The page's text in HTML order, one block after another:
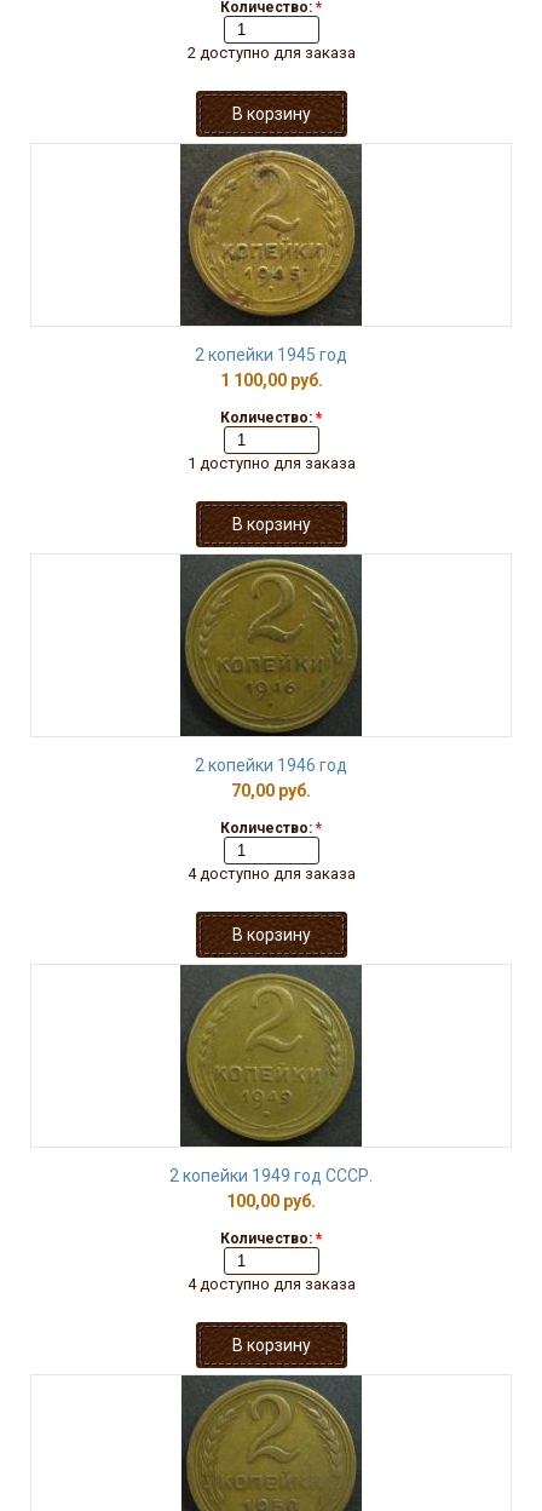
Количество: *
2 доступно для заказа
2 копейки 1945 год
1 100,00 руб.
Количество: *
1 доступно для заказа
2 копейки 1946 год
70,00 руб.
Количество: *
4 доступно для заказа
2 копейки 1949 год СССР.
100,00 руб.
Количество: *
4 доступно для заказа